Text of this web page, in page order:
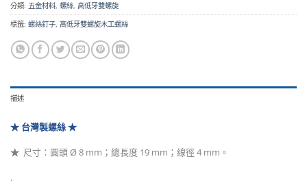
分類: 五金材料, 螺絲, 高低牙雙螺旋
標籤: 螺絲釘子, 高低牙雙螺旋木工螺絲
描述
★ 台灣製螺絲 ★
★ 尺寸：圓頭 Ø 8 mm；總長度 19 mm ；線徑 4 mm。
.